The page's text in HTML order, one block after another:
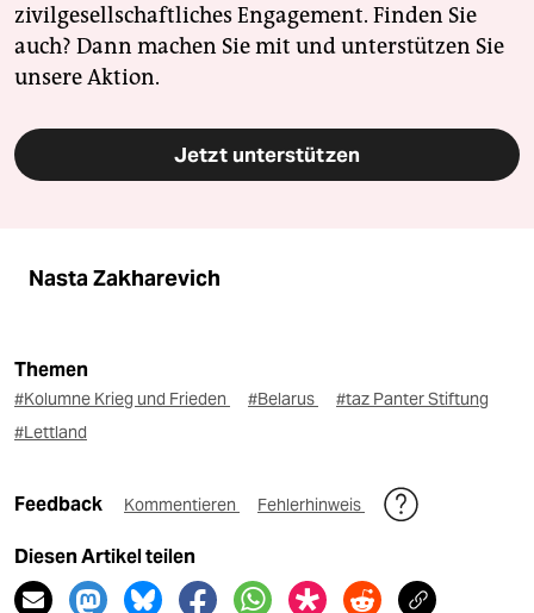
zivilgesellschaftliches Engagement. Finden Sie
auch? Dann machen Sie mit und unterstützen Sie
unsere Aktion.
Jetzt unterstützen
Nasta Zakharevich
Themen
#Kolumne Krieg und Frieden #Belarus
#taz Panter Stiftung
#Lettland
Feedback Kommentieren Fehlerhinweis
Diesen Artikel teilen